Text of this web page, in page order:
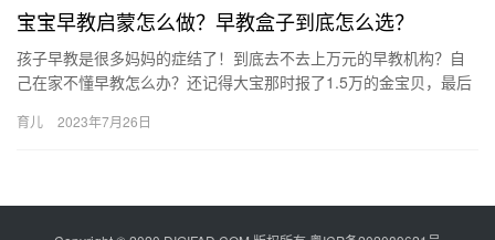
宝宝早教启蒙怎么做？早教盒子到底怎么选？
孩子早教是很多妈妈的症结了！到底去不去上万元的早教机构？自
己在家不懂早教怎么办？还记得大宝那时报了1.5万的金宝贝，最后
结…
育儿 2023年7月26日